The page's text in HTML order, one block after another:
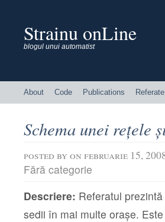
Strainu onLine
blogul unui automatist
About Code Publications Referate
Schema unei reţele
posted by on februarie 15,
Fără categorie
Descriere: Referatul
sedii în mai multe oraşe.